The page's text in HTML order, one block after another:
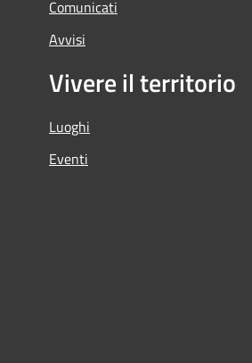
Comunicati
Avvisi
Vivere il territorio
Luoghi
Eventi